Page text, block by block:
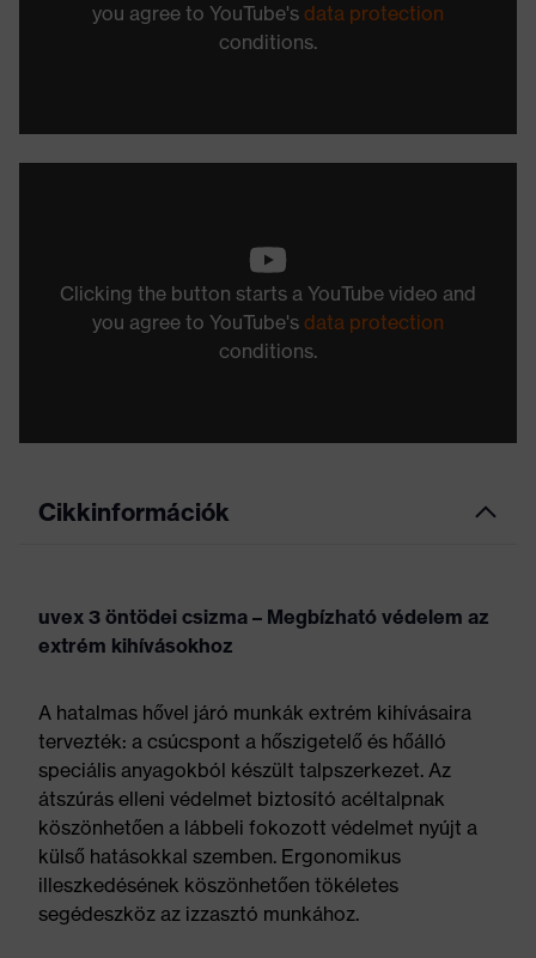
you agree to YouTube's data protection
conditions.
Clicking the button starts a YouTube video and
you agree to YouTube's data protection
conditions.
Cikkinformációk
uvex 3 öntödei csizma – Megbízható védelem az
extrém kihívásokhoz
A hatalmas hővel járó munkák extrém kihívásaira
tervezték: a csúcspont a hőszigetelő és hőálló
speciális anyagokból készült talpszerkezet. Az
átszúrás elleni védelmet biztosító acéltalpnak
köszönhetően a lábbeli fokozott védelmet nyújt a
külső hatásokkal szemben. Ergonomikus
illeszkedésének köszönhetően tökéletes
segédeszköz az izzasztó munkához.